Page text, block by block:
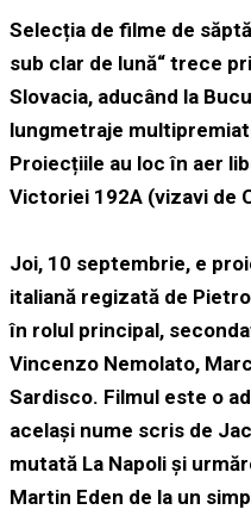
Selecția de filme de
sub clar de lună“ trece
Slovacia, aducând la
lungmetraje
Proiecțiile au loc în aer
Victoriei 192A (vizavi de
Joi, 10 septembrie, e
italiană regizată de
în rolul principal,
Vincenzo Nemolato,
Sardisco. Filmul este o
același nume scris de
mutată La Napoli și
Martin Eden de la un